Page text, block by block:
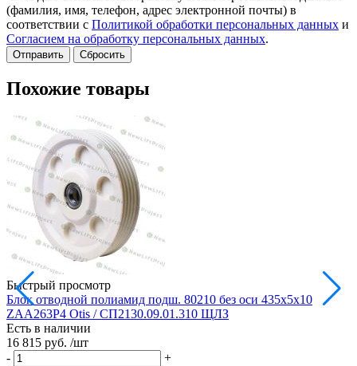
(фамилия, имя, телефон, адрес электронной почты) в
соответствии с Политикой обработки персональных данных и
Согласием на обработку персональных данных.
Сбросить
Похожие товары
Быстрый просмотр
Блок отводной полиамид подш. 80210 без оси 435х5х10
ZAA263P4 Otis / СП2130.09.01.310 ЩЛЗ
Есть в наличии
16 815 руб. /шт
-
+